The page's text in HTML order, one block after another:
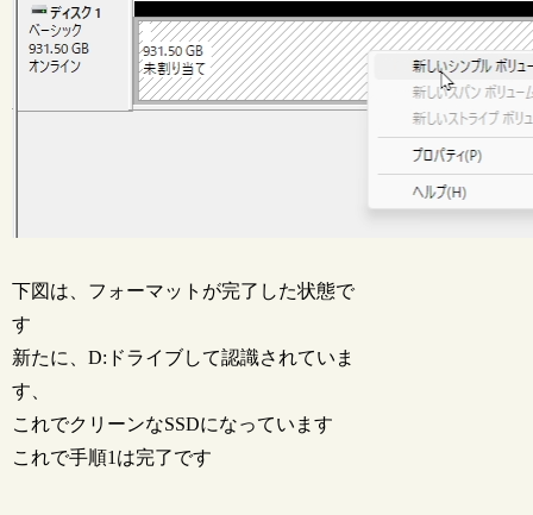
下図は、フォーマットが完了した状態で
す
新たに、D:ドライブして認識されていま
す、
これでクリーンなSSDになっています
これで手順1は完了です